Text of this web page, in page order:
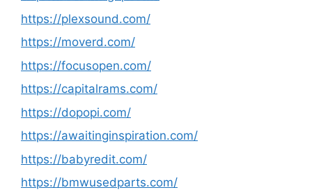
https://plexsound.com/
https://moverd.com/
https://focusopen.com/
https://capitalrams.com/
https://dopopi.com/
https://awaitinginspiration.com/
https://babyredit.com/
https://bmwusedparts.com/